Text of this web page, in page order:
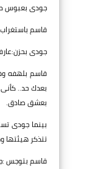
جودى بعبوس
قاسم
جودى
قاسم بلهفه
بعدك حد..
بعشق صادق.
بينما جودى
تتذكر هيئتها
قاسم بتوجس